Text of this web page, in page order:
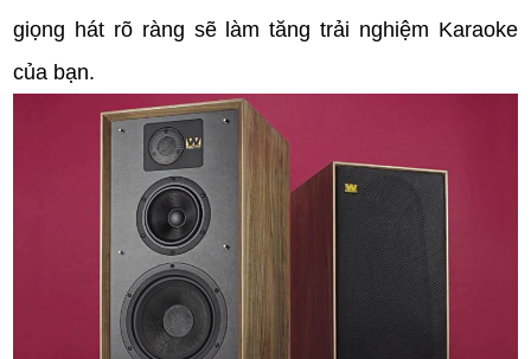
giọng hát rõ ràng sẽ làm tăng trải nghiệm Karaoke
của bạn.